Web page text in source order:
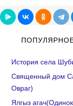
История села
Священный дом
Овраг)
Ялгыз